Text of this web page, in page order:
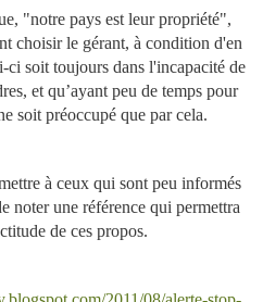
"notre pays est leur propriété",
choisir le gérant, à condition d'en
ci soit toujours dans l'incapacité de
et qu’ayant peu de temps pour
soit préoccupé que par cela.
à ceux qui sont peu informés
noter une référence qui permettra
de ces propos.